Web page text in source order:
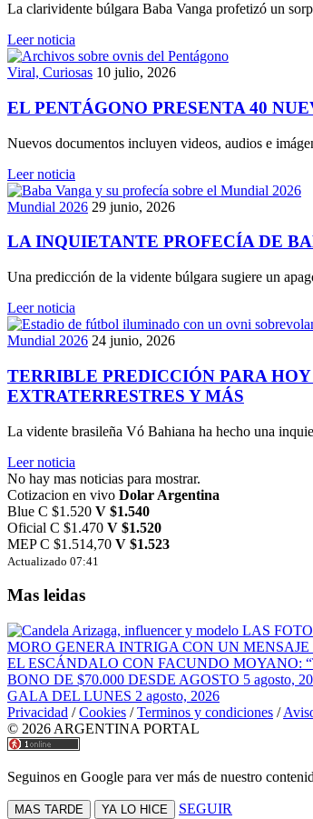
La clarividente búlgara Baba Vanga profetizó un
Leer noticia
Viral, Curiosas 10 julio, 2026
EL PENTÁGONO PRESENTA 40
Nuevos documentos incluyen videos, audios e
Leer noticia
Mundial 2026 29 junio, 2026
LA INQUIETANTE PROFECÍA DE
Una predicción de la vidente búlgara sugiere un
Leer noticia
Mundial 2026 24 junio, 2026
TERRIBLE PREDICCIÓN PARA
EXTRATERRESTRES Y MÁS
La vidente brasileña Vó Bahiana ha hecho una
Leer noticia
No hay mas noticias para mostrar.
Cotizacion en vivo Dolar Argentina
Blue C $1.520 V $1.540
Oficial C $1.470 V $1.520
MEP C $1.514,70 V $1.523
Actualizado 07:41
Mas leidas
LAS
MORO GENERA INTRIGA CON UN
EL ESCÁNDALO CON FACUNDO MOYANO:
BONO DE $70.000 DESDE AGOSTO 5 agosto,
GALA DEL LUNES 2 agosto, 2026
Privacidad / Cookies / Terminos y condiciones /
© 2026 ARGENTINA PORTAL
Seguinos en Google para ver más de nuestro
MAS TARDE YA LO HICE SEGUIR